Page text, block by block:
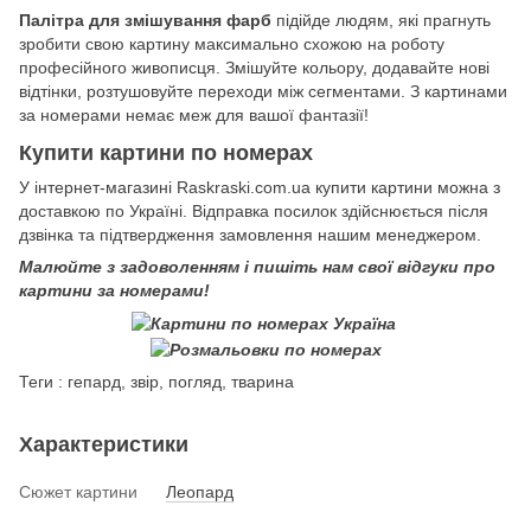
Палітра для змішування фарб підійде людям, які прагнуть
зробити свою картину максимально схожою на роботу
професійного живописця. Змішуйте кольору, додавайте нові
відтінки, розтушовуйте переходи між сегментами. З картинами
за номерами немає меж для вашої фантазії!
Купити картини по номерах
У інтернет-магазині Raskraski.com.ua купити картини можна з
доставкою по Україні. Відправка посилок здійснюється після
дзвінка та підтвердження замовлення нашим менеджером.
Малюйте з задоволенням і пишіть нам свої відгуки про
картини за номерами!
Теги : гепард, звір, погляд, тварина
Характеристики
Сюжет картини
Леопард